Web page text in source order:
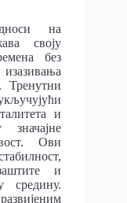
на
своју
без
Тренутни
и
значајне
Ови
и
средину.